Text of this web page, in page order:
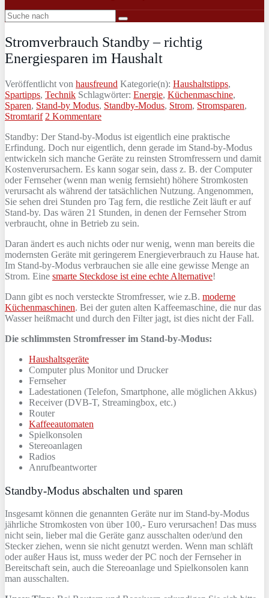
Stromverbrauch Standby – richtig
Energiesparen im Haushalt
Veröffentlicht von hausfreund Kategorie(n): Haushaltstipps,
Spartipps, Technik Schlagwörter: Energie, Küchenmaschine,
Sparen, Stand-by Modus, Standby-Modus, Strom, Stromsparen,
Stromtarif 2 Kommentare
Standby: Der Stand-by-Modus ist eigentlich eine praktische
Erfindung. Doch nur eigentlich, denn gerade im Stand-by-Modus
entwickeln sich manche Geräte zu reinsten Stromfressern und damit
Kostenverursachern. Es kann sogar sein, dass z. B. der Computer
oder Fernseher (wenn man wenig fernsieht) höhere Stromkosten
verursacht als während der tatsächlichen Nutzung. Angenommen,
Sie sehen drei Stunden pro Tag fern, die restliche Zeit läuft er auf
Stand-by. Das wären 21 Stunden, in denen der Fernseher Strom
verbraucht, ohne in Betrieb zu sein.
Daran ändert es auch nichts oder nur wenig, wenn man bereits die
modernsten Geräte mit geringerem Energieverbrauch zu Hause hat.
Im Stand-by-Modus verbrauchen sie alle eine gewisse Menge an
Strom. Eine smarte Steckdose ist eine echte Alternative!
Dann gibt es noch versteckte Stromfresser, wie z.B. moderne
Küchenmaschinen. Bei der guten alten Kaffeemaschine, die nur das
Wasser heißmacht und durch den Filter jagt, ist dies nicht der Fall.
Die schlimmsten Stromfresser im Stand-by-Modus:
Haushaltsgeräte
Computer plus Monitor und Drucker
Fernseher
Ladestationen (Telefon, Smartphone, alle möglichen Akkus)
Receiver (DVB-T, Streamingbox, etc.)
Router
Kaffeeautomaten
Spielkonsolen
Stereoanlagen
Radios
Anrufbeantworter
Standby-Modus abschalten und sparen
Insgesamt können die genannten Geräte nur im Stand-by-Modus
jährliche Stromkosten von über 100,- Euro verursachen! Das muss
nicht sein, lieber mal die Geräte ganz ausschalten oder/und den
Stecker ziehen, wenn sie nicht genutzt werden. Wenn man schläft
oder außer Haus ist, muss weder der PC noch der Fernseher in
Bereitschaft sein, auch die Stereoanlage und Spielkonsolen kann
man ausschalten.